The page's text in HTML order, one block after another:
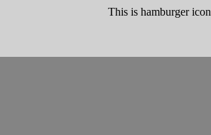
This is hamburger icon